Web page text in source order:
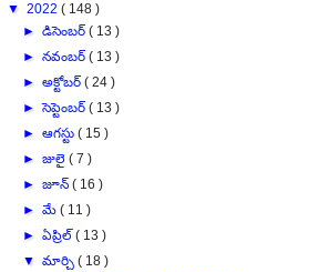
►డిసెంబర్( 13 )
►నవంబర్( 13 )
►అక్టోబర్( 24 )
►సెప్టెంబర్ ( 13 )
►ఆగస్టు( 15 )
►జులై( 7 )
►జూన్( 16 )
►మే( 11 )
►ఏప్రిల్( 13 )
▼మార్చి( 18 )
బుజ్జిపాప తత్వాలు - 7 (ఇదే ఆధ్యాత్మికం)